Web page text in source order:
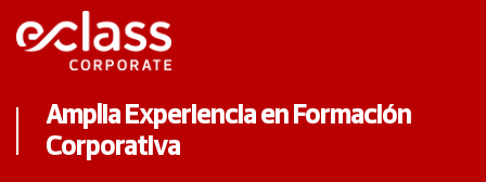
Amplia Experiencia en Formación
Corporativa